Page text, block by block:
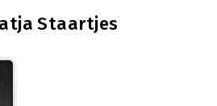
Staartjes